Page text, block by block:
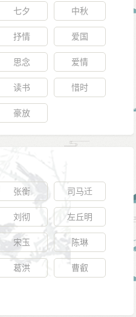
七夕 中秋
抒情 爱国
思念 爱情
读书 惜时
豪放
张衡 司马迁
刘彻 左丘明
宋玉 陈琳
葛洪 曹叡